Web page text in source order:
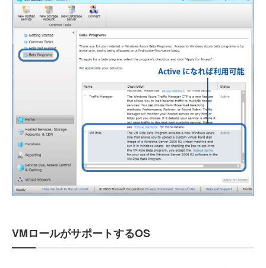
VMロールがサポートするOS